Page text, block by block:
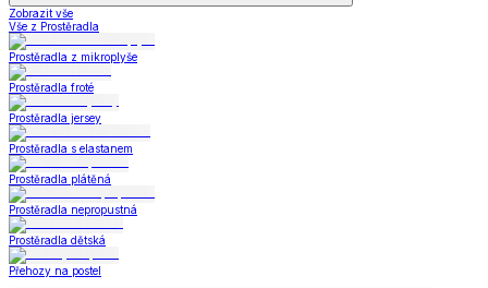
Zobrazit vše
Vše z Prostěradla
Prostěradla z mikroplyše
Prostěradla froté
Prostěradla jersey
Prostěradla s elastanem
Prostěradla plátěná
Prostěradla nepropustná
Prostěradla dětská
Přehozy na postel